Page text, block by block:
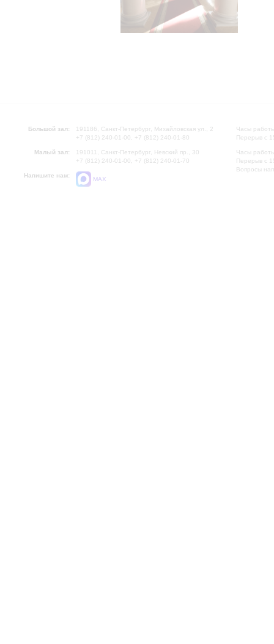
Большой зал:
191186, Санкт-Петербург, Михайловская ул., 2
+7 (812) 240-01-00, +7 (812) 240-01-80
Малый зал:
191011, Санкт-Петербург, Невский пр., 30
+7 (812) 240-01-00, +7 (812) 240-01-70
Напишите нам:
MAX
Часы
Перерыв с
Часы
Перерыв с
Вопросы